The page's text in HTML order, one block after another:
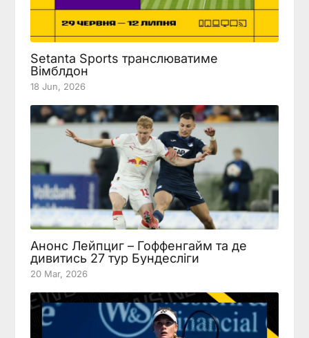
Setanta Sports транслюватиме
Вімблдон
18 Jun, 2026
Анонс Лейпциг – Гоффенгайм та де
дивитись 27 тур Бундесліги
20 Mar, 2026